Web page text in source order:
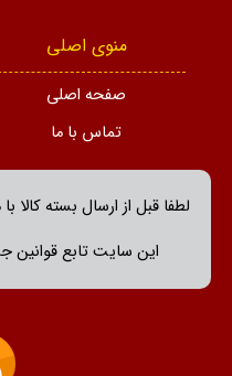
منوی اصلی
صفحه اصلی
تماس با ما
لطفا قبل از ارسال بسته
این سایت تابع قوانین